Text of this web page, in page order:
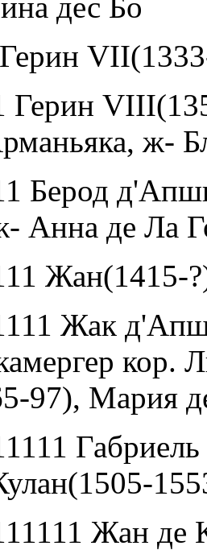
VII
Герин VIII
ж-
Берод д'
Анна де Ла
Жан(1415-
Жак д'
кор.
97), Мария
Жан де